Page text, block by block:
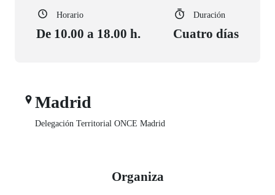
Horario
De 10.00 a 18.00 h.
Duración
Cuatro días
Madrid
Delegación Territorial ONCE Madrid
Organiza